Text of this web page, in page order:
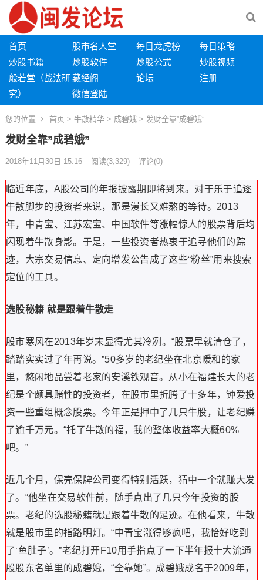
首页 股市名人堂 每日龙虎榜
每日策略
炒股书籍
炒股软件 炒股公式
炒股视频
般若堂（战法研
究）
藏经阁 论坛
注册
微信登陆
您的位置 首页 > 牛散精华> 成碧娥 > 发财全靠”成碧娥”
发财全靠”成碧娥”
2018年11月30日 15:16 阅读(3,329) 评论(0)
临近年底，A股公司的年报披露期即将到来。对于乐于追逐
牛散脚步的投资者来说，那是漫长又难熬的等待。2013
年，中青宝、江苏宏宝、中国软件等涨幅惊人的股票背后均
闪现着牛散身影。于是，一些投资者热衷于追寻他们的踪
迹，大宗交易信息、定向增发公告成了这些“粉丝”用来搜索
定位的工具。
选股秘籍 就是跟着牛散走
股市寒风在2013年岁末显得尤其冷冽。“股票早就清仓了，
踏踏实实过了年再说。”50多岁的老纪坐在北京暖和的家
里，悠闲地品尝着老家的安溪铁观音。从小在福建长大的老
纪是个颇具赌性的投资者，在股市里折腾了十多年，钟爱投
资一些重组概念股票。今年正是押中了几只牛股，让老纪赚
了逾千万元。“托了牛散的福，我的整体收益率大概60%
吧。”
近几个月，保壳保牌公司变得特别活跃，猜中一个就赚大发
了。“他坐在交易软件前，随手点出了几只今年投资的股
票。老纪的选股秘籍就是跟着牛散的足迹。在他看来，牛散
就是股市里的指路明灯。“中青宝涨得够疯吧，我恰好吃到
了‘鱼肚子’。”老纪打开F10用手指点了一下半年报十大流通
股股东名单里的成碧娥，“全靠她”。成碧娥成名于2009年，